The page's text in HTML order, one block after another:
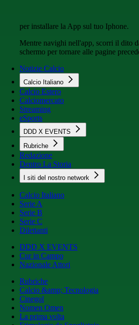
per installare la App sul tuo Iphone.
Mentre navighi nell'app, scorri il dito
schermo per tornare alle pagine
Notizie Calcio
Calcio Italiano
Calcio Estero
Calciomercato
Streaming
eSports
DDD X EVENTS
Rubriche
Redazione
Dentro La Storia
I siti del nostro network
Calcio Italiano
Serie A
Serie B
Serie C
Dilettanti
DDD X EVENTS
Cur in Campo
Nazionale Attori
Rubriche
Calcio &amp; Tecnologia
Cinegol
Nomen Omen
La prima volta